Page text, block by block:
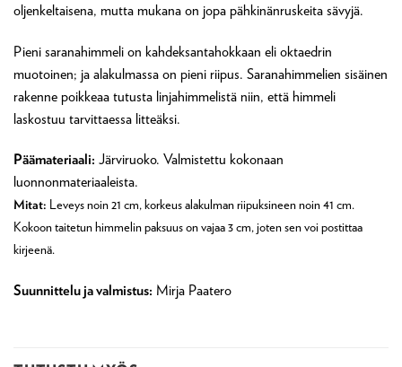
oljenkeltaisena, mutta mukana on jopa pähkinänruskeita sävyjä.
Pieni saranahimmeli on kahdeksantahokkaan eli oktaedrin
muotoinen; ja alakulmassa on pieni riipus. Saranahimmelien sisäinen
rakenne poikkeaa tutusta linjahimmelistä niin, että himmeli
laskostuu tarvittaessa litteäksi.
Päämateriaali: Järviruoko. Valmistettu kokonaan
luonnonmateriaaleista.
Mitat: Leveys noin 21 cm, korkeus alakulman riipuksineen noin 41 cm.
Kokoon taitetun himmelin paksuus on vajaa 3 cm, joten sen voi postittaa
kirjeenä.
Suunnittelu ja valmistus: Mirja Paatero